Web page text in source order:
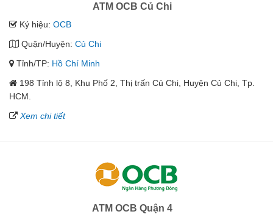
ATM OCB Củ Chi
Ký hiệu: OCB
Quận/Huyện: Củ Chi
Tỉnh/TP: Hồ Chí Minh
198 Tỉnh lộ 8, Khu Phố 2, Thị trấn Củ Chi, Huyện Củ Chi, Tp.
HCM.
Xem chi tiết
ATM OCB Quận 4